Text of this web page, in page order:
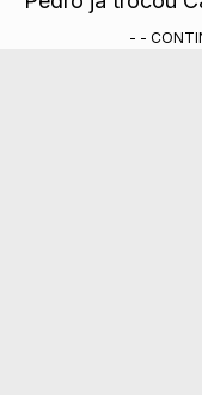
prova que ele é
Pedro já trocou